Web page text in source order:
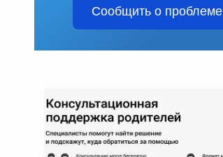
Сообщить о проблеме